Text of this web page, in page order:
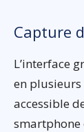
Capture
L’interface
en plusieurs
accessible
smartphone